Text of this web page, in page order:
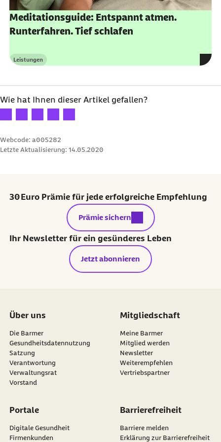
Meditationsguide: Entspannt atmen.
Runterfahren. Tief schlafen
Kategorie
Leistungen
Wie hat Ihnen dieser Artikel gefallen?
Ihre Bewertung: 1 Stern
Ihre Bewertung: 2 Sterne
Ihre Bewertung: 3 Sterne
Ihre Bewertung: 4 Sterne
Ihre Bewertung: 5 Sterne
Webcode: a005282
Letzte Aktualisierung: 14.05.2020
30 Euro Prämie für jede erfolgreiche Empfehlung
externer Link:
Prämie sichern
Ihr Newsletter für ein gesünderes Leben
Jetzt abonnieren
Über uns
Die Barmer
Gesundheitsdatennutzung
Satzung
Verantwortung
Verwaltungsrat
Vorstand
Mitgliedschaft
Meine Barmer
Mitglied werden
Newsletter
externer Link:
Weiterempfehlen
Vertriebspartner
Portale
Digitale Gesundheit
Firmenkunden
Barrierefreiheit
Barriere melden
Erklärung zur Barrierefreiheit